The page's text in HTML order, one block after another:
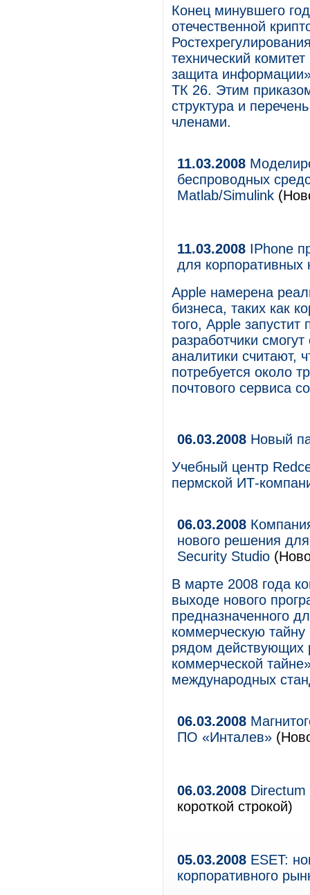
Конец минувшего
отечественной
технический
защита
ТК 26. Этим
структура и
членами.
11.03.2008
беспроводных
Matlab/Simulink
11.03.2008 IPhone
для корпоративных
Apple намерена
бизнеса, таких как
того, Apple
разработчики
аналитики считают,
потребуется около
почтового сервиса
06.03.2008 Новый
Учебный центр
пермской ИТ-
06.03.2008
нового решения
Security Studio
В марте 2008 года
выходе нового
предназначенного
коммерческую
рядом действующих
коммерческой
международных
06.03.2008
ПО «Инталев»
06.03.2008 Directum
короткой строкой)
05.03.2008 ESET:
корпоративного